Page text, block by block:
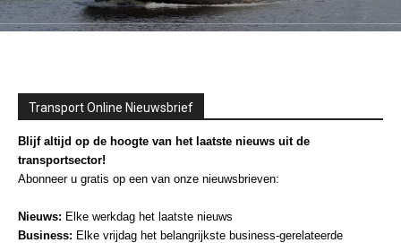
Transport Online Nieuwsbrief
Blijf altijd op de hoogte van het laatste nieuws uit de
transportsector!
Abonneer u gratis op een van onze nieuwsbrieven:
Nieuws: Elke werkdag het laatste nieuws
Business: Elke vrijdag het belangrijkste business-gerelateerde